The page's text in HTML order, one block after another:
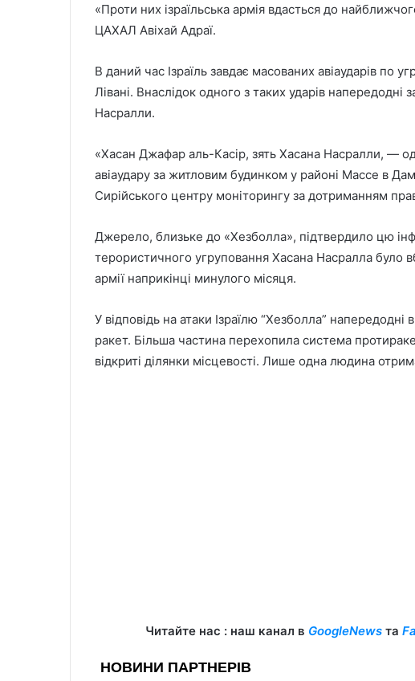
«Проти них ізраїльська армія вдасться до
ЦАХАЛ Авіхай Адраї.
В даний час Ізраїль завдає масованих авіаударів по
Лівані. Внаслідок одного з таких ударів напередодні
Насралли.
«Хасан Джафар аль-Касір, зять Хасана Насралли, —
авіаудару за житловим будинком у районі Массе в
Сирійського центру моніторингу за дотриманням
Джерело, близьке до «Хезболла», підтвердило цю
терористичного угруповання Хасана Насралла було
армії наприкінці минулого місяця.
У відповідь на атаки Ізраїлю “Хезболла”
ракет. Більша частина перехопила система
відкриті ділянки місцевості. Лише одна людина
Читайте нас : наш канал в GoogleNewsта